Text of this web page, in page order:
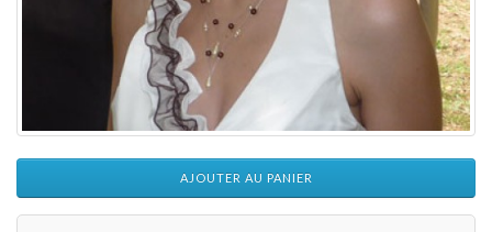
AJOUTER AU PANIER